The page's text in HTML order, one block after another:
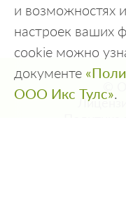
и возможностях
настроек ваших
cookie можно
документе
ООО Икс Тулс».